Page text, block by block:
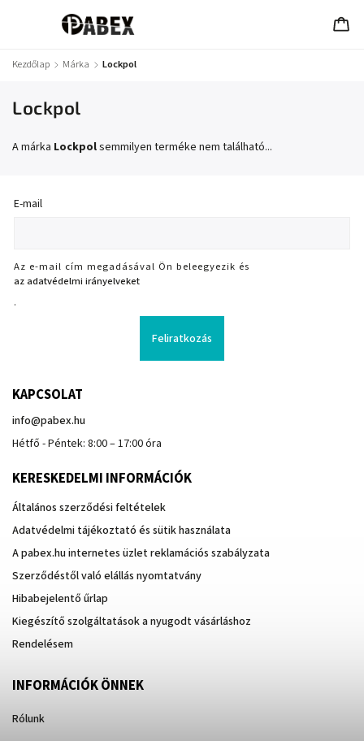
Kezdőlap / Márka / Lockpol
Lockpol
A márka Lockpolsemmilyen terméke nem található...
E-mail
Az e-mail cím megadásával Ön beleegyezik és
az adatvédelmi irányelveket
.
Feliratkozás
KAPCSOLAT
info@pabex.hu
Hétfő - Péntek: 8:00 – 17:00 óra
KERESKEDELMI INFORMÁCIÓK
Általános szerződési feltételek
Adatvédelmi tájékoztató és sütik használata
A pabex.hu internetes üzlet reklamációs szabályzata
Szerződéstől való elállás nyomtatvány
Hibabejelentő űrlap
Kiegészítő szolgáltatások a nyugodt vásárláshoz
Rendelésem
INFORMÁCIÓK ÖNNEK
Rólunk